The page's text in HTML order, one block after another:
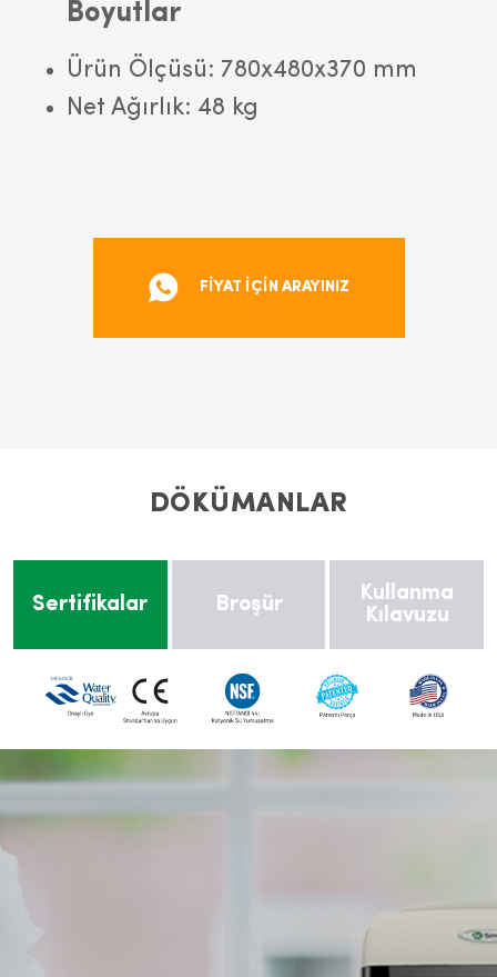
Boyutlar
Ürün Ölçüsü: 780x480x370 mm
Net Ağırlık: 48 kg
FİYAT İÇİN ARAYINIZ
DÖKÜMANLAR
Sertifikalar Broşür
Kullanma
Kılavuzu